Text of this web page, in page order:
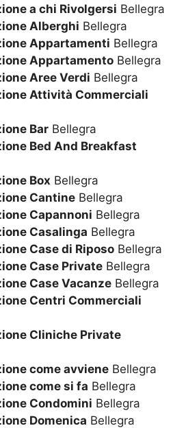
a chi Rivolgersi Bellegra
Alberghi Bellegra
Appartamenti Bellegra
Appartamento Bellegra
Aree Verdi Bellegra
Attività Commerciali
Bar Bellegra
Bed And Breakfast
Box Bellegra
Cantine Bellegra
Capannoni Bellegra
Casalinga Bellegra
Case di Riposo Bellegra
Case Private Bellegra
Case Vacanze Bellegra
Centri Commerciali
Cliniche Private
come avviene Bellegra
come si fa Bellegra
Condomini Bellegra
Domenica Bellegra